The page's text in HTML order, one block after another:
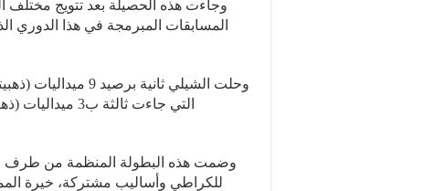
وجاءت هذه الحصيلة بعد تتويج مختلف
المسابقات المبرمجة في هذا الدوري
التي جاءت ثالثة
وضمت هذه البطولة المنظمة من طرف
للكراطي وأساليب مشتركة، خيرة